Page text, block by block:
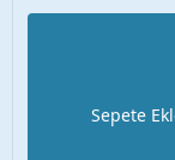
Sepete